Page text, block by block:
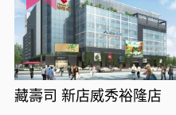
藏壽司 新店威秀裕隆店